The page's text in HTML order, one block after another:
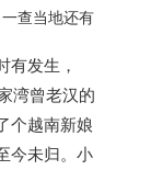
有发生，
湾曾老汉的
个越南新娘
未归。 小